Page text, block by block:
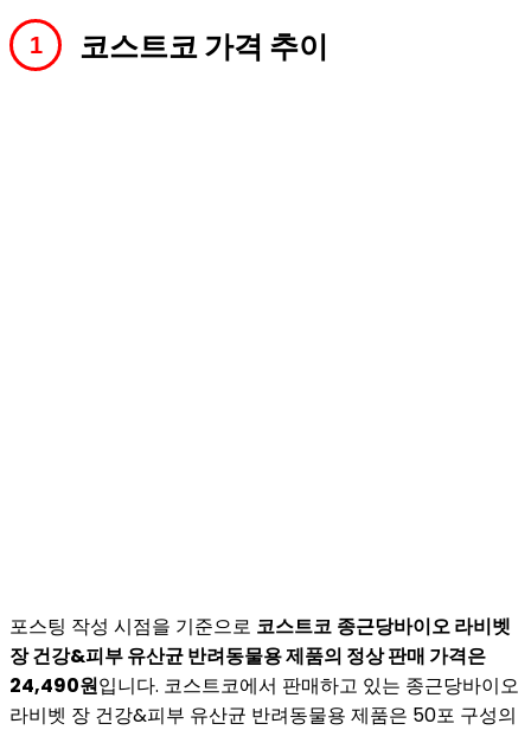
코스트코 가격 추이
포스팅 작성 시점을 기준으로 코스트코 종근당바이오 라비벳
장 건강&피부 유산균 반려동물용 제품의 정상 판매 가격은
24,490원입니다. 코스트코에서 판매하고 있는 종근당바이오
라비벳 장 건강&피부 유산균 반려동물용 제품은 50포 구성의